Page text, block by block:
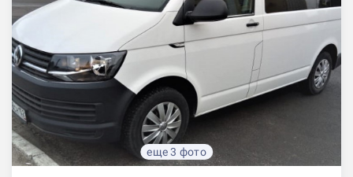
еще 3 фото